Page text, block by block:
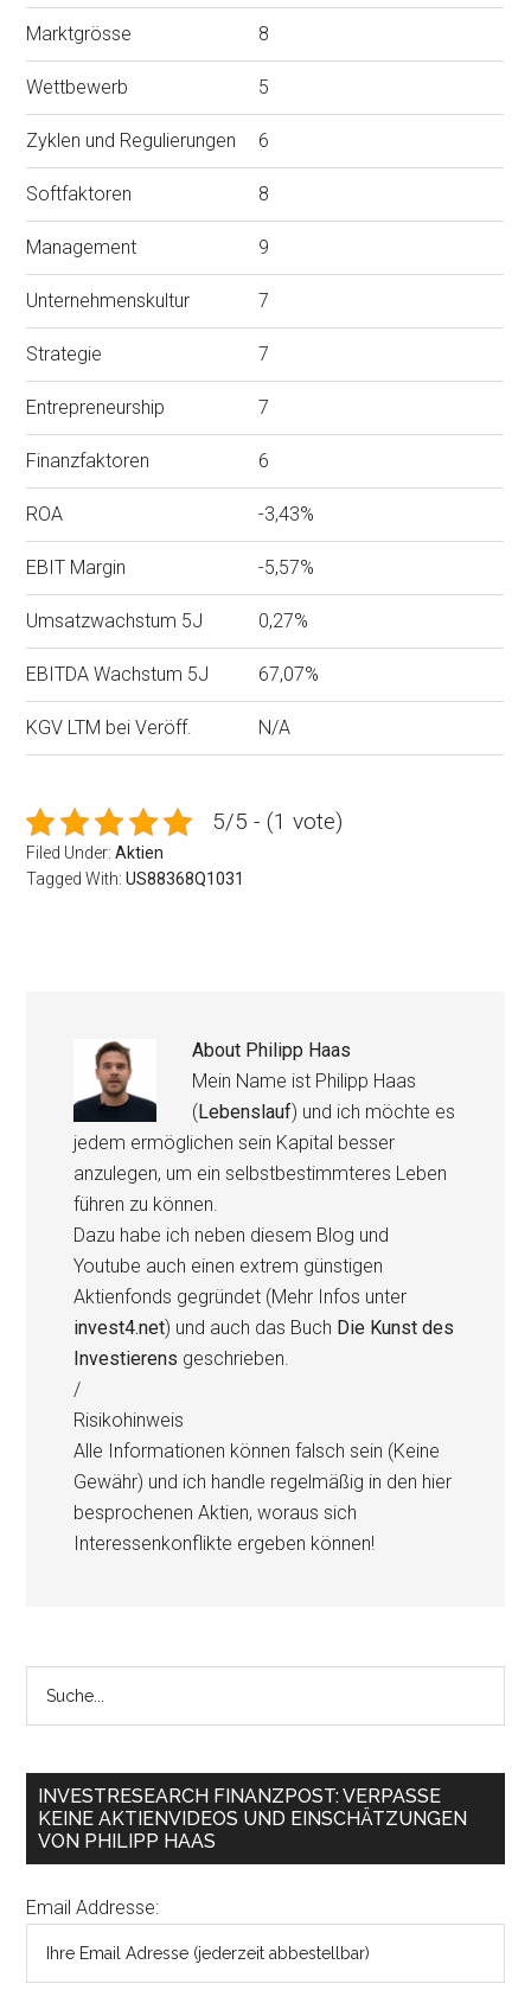
Marktgrösse 8
Wettbewerb 5
Zyklen und Regulierungen 6
Softfaktoren 8
Management 9
Unternehmenskultur 7
Strategie 7
Entrepreneurship 7
Finanzfaktoren 6
ROA -3,43%
EBIT Margin -5,57%
Umsatzwachstum 5J 0,27%
EBITDA Wachstum 5J 67,07%
KGV LTM bei Veröff. N/A
5/5 - (1 vote)
Filed Under:Aktien
Tagged With:US88368Q1031
About Philipp Haas
Mein Name ist Philipp Haas
( Lebenslauf) und ich möchte es
jedem ermöglichen sein Kapital besser
anzulegen, um ein selbstbestimmteres Leben
führen zu können.
Dazu habe ich neben diesem Blog und
Youtube auch einen extrem günstigen
Aktienfonds gegründet (Mehr Infos unter
invest4.net) und auch das Buch Die Kunst des
Investierens geschrieben.
/
Risikohinweis
Alle Informationen können falsch sein (Keine
Gewähr) und ich handle regelmäßig in den hier
besprochenen Aktien, woraus sich
Interessenkonflikte ergeben können!
INVESTRESEARCH FINANZPOST: VERPASSE
KEINE AKTIENVIDEOS UND EINSCHÄTZUNGEN
VON PHILIPP HAAS
Email Addresse: